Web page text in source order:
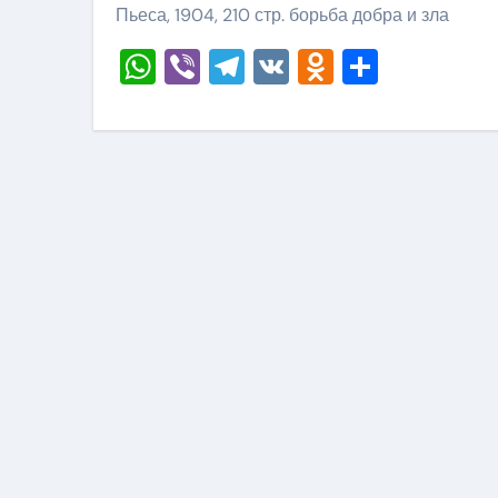
Пьеса, 1904, 210 стр. борьба добра и зла
WhatsApp
ViberTelegram
VK